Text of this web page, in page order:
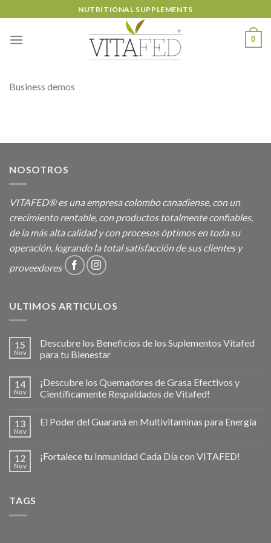
to
content
NUTRITIONAL SUPPLEMENTS
0
Business demos
NOSOTROS
VITAFED® es una empresa colombo canadiense, con un
crecimiento rentable, con productos totalmente confiables,
de la más alta calidad y con procesos óptimos en toda su
operación, logrando la total satisfacción de sus clientes y
proveedores
ULTIMOS ARTICULOS
15
Nov
Descubre los Beneficios de los Suplementos Vitafed
para tu Bienestar
14
Nov
¡Descubre los Quemadores de Grasa Efectivos y
Científicamente Respaldados de Vitafed!
13
Nov
El Poder del Guaraná en Multivitaminas para Energía
12
Nov
¡Fortalece tu Inmunidad Cada Día con VITAFED!
TAGS